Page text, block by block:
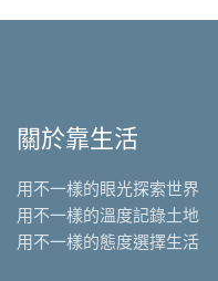
關於靠生活
用不一樣的眼光探索世界
用不一樣的溫度記錄土地
用不一樣的態度選擇生活